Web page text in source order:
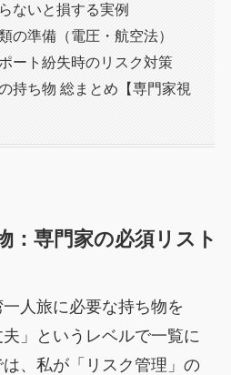
ないと損する実例
の準備（電圧・航空法）
ート紛失時のリスク対策
持ち物 総まとめ【専門家視
：専門家の必須リスト
人旅に必要な持ち物を
夫」というレベルで一覧に
、私が「リスク管理」の